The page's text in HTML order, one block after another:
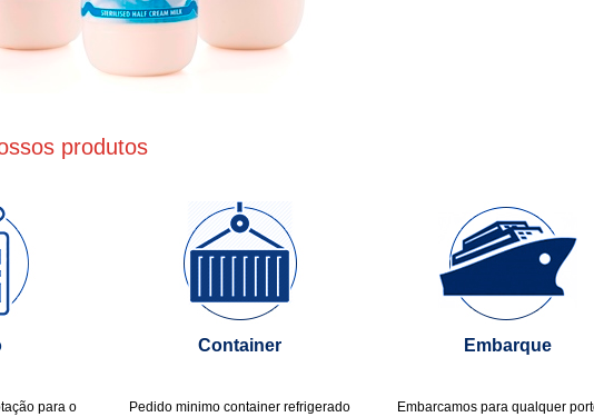
produtos
para o
Container
Pedido minimo container refrigerado
Embarque
Embarcamos para qualquer